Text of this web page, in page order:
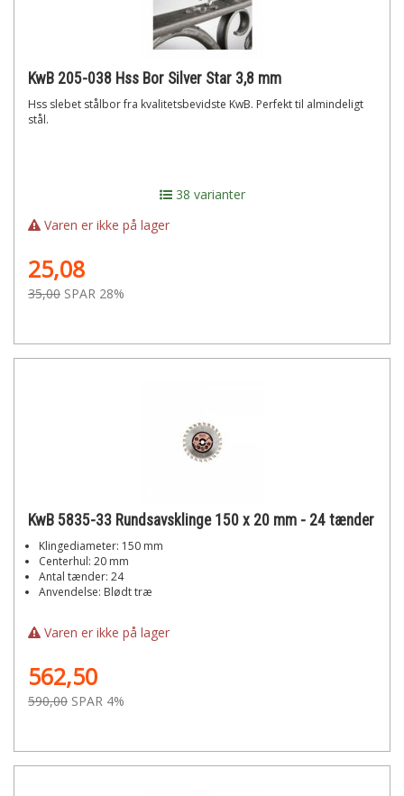
KwB 205-038 Hss Bor Silver Star 3,8 mm
Hss slebet stålbor fra kvalitetsbevidste KwB. Perfekt til almindeligt
stål.
38 varianter
Varen er ikke på lager
25,08
35,00 SPAR 28%
KwB 5835-33 Rundsavsklinge 150 x 20 mm - 24 tænder
Klingediameter: 150 mm
Centerhul: 20 mm
Antal tænder: 24
Anvendelse: Blødt træ
Varen er ikke på lager
562,50
590,00 SPAR 4%